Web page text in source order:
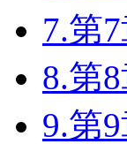
7.第
8.第
9.第